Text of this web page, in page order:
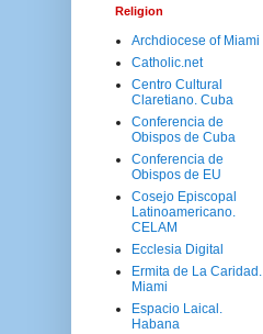
Religion
Archdiocese of Miami
Catholic.net
Centro Cultural
Claretiano. Cuba
Conferencia de
Obispos de Cuba
Conferencia de
Obispos de EU
Cosejo Episcopal
Latinoamericano.
CELAM
Ecclesia Digital
Ermita de La Caridad.
Miami
Espacio Laical.
Habana